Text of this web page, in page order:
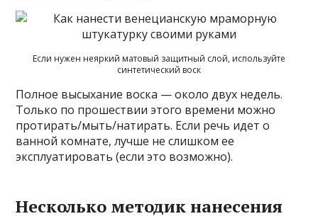
Если нужен неяркий матовый защитный слой, используйте
синтетический воск
Полное высыхание воска — около двух недель.
Только по прошествии этого времени можно
протирать/мыть/натирать. Если речь идет о
ванной комнате, лучше не слишком ее
эксплуатировать (если это возможно).
Несколько методик нанесения